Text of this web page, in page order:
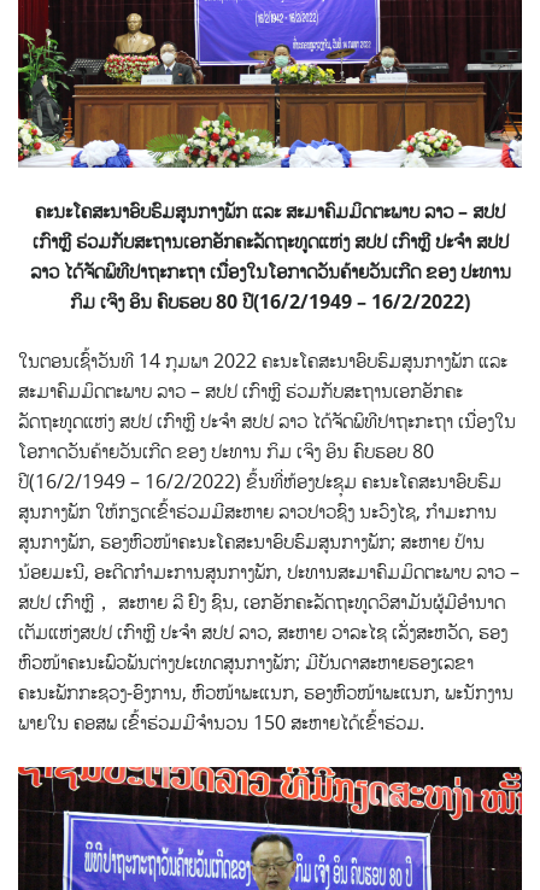
ຄະນະໂຄສະນາອົບຮົມສູນກາງພັກ ແລະ ສະມາຄົມມິດຕະພາບ ລາວ – ສປປ
ເກົາຫຼີ ຮ່ວມກັບສະຖານເອກອັກຄະລັດຖະທູດແຫ່ງ ສປປ ເກົາຫຼີ ປະຈຳ ສປປ
ລາວ ໄດ້ຈັດພິທີປາຖະກະຖາ ເນື່ອງໃນໂອກາດວັນຄ້າຍວັນເກີດ ຂອງ ປະທານ
ກິມ ເຈິງ ອິນ ຄົບຮອບ 80 ປີ(16/2/1949 – 16/2/2022)
ໃນຕອນເຊົ້າວັນທີ 14 ກຸມພາ 2022 ຄະນະໂຄສະນາອົບຮົມສູນກາງພັກ ແລະ
ສະມາຄົມມິດຕະພາບ ລາວ – ສປປ ເກົາຫຼີຮ່ວມກັບສະຖານເອກອັກຄະ
ລັດຖະທູດແຫ່ງ ສປປ ເກົາຫຼີ ປະຈຳ ສປປ ລາວ ໄດ້ຈັດພິທີປາຖະກະຖາ ເນື່ອງໃນ
ໂອກາດວັນຄ້າຍວັນເກີດ ຂອງ ປະທານ ກິມ ເຈິງ ອິນ ຄົບຮອບ 80
ປີ(16/2/1949 – 16/2/2022) ຂຶ້ນທີ່ຫ້ອງປະຊຸມ ຄະນະໂຄສະນາອົບຮົມ
ສູນກາງພັກ ໃຫ້ກຽດເຂົ້າຮ່ວມມີສະຫາຍ ລາວປາວຊົງ ນະວົງໄຊ, ກຳມະການ
ສູນກາງພັກ, ຮອງຫົວໜ້າຄະນະໂຄສະນາອົບຮົມສູນກາງພັກ; ສະຫາຍ ປ້ານ
ນ້ອຍມະນີ, ອະດີດກຳມະການສູນກາງພັກ, ປະທານສະມາຄົມມິດຕະພາບ ລາວ –
ສປປ ເກົາຫຼີ， ສະຫາຍ ລີ ຢົງ ຊົນ, ເອກອັກຄະລັດຖະທູດວິສາມັນຜູ້ມີອຳນາດ
ເຕັມແຫ່ງສປປ ເກົາຫຼີ ປະຈຳ ສປປ ລາວ, ສະຫາຍ ວາລະໄຊ ເລັ່ງສະຫວັດ, ຮອງ
ຫົວໜ້າຄະນະພົວພັນຕ່າງປະເທດສູນກາງພັກ; ມີບັນດາສະຫາຍຮອງເລຂາ
ຄະນະພັກກະຊວງ-ອົງການ, ຫົວໜ້າພະແນກ, ຮອງຫົວໜ້າພະແນກ, ພະນັກງານ
ພາຍໃນ ຄອສພ ເຂົ້າຮ່ວມມີຈຳນວນ 150 ສະຫາຍໄດ້ເຂົ້າຮ່ວມ.